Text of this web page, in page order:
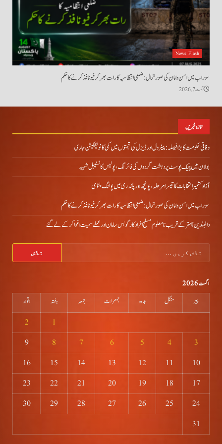
News Flash
سوراب میں امن و امان کی صورتحال: ضلعی انتظامیہ کا رات بھر کرفیو نافذ کرنے کا حکم
اگست 7, 2026
تازہ خبریں
وفاقی حکومت کا بڑا فیصلہ: پیٹرول اور ڈیزل کی قیمتوں میں کمی کا نوٹیفکیشن جاری
بولان میں چیک پوسٹ پر دہشت گردوں کی فائرنگ، پولیس کانسٹیبل شہید
آزاد کشمیر انتخابات کا تیسرا مرحلہ، پونچھ اور پلندری میں پولنگ ملتوی
سوراب میں امن و امان کی صورتحال: ضلعی انتظامیہ کا رات بھر کرفیو نافذ کرنے کا حکم
دالبندین چہتر کے قریب نامعلوم مسلح افراد کارگو بس سامان اور عملے سمیت اغوا کر کے لے گئے
کریں
اگست 2026
پیر منگل بدھ جمعرات جمعہ ہفتہ
اتوار
1
2
3
4
5
6
7
8
9
10
11
12
13
14
15
16
17
18
19
20
21
22
23
24
25
26
27
28
29
30
31